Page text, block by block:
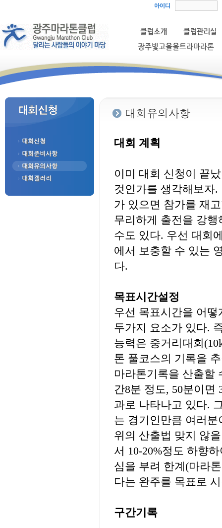
대회 계획
이미 대회 신청이 끝
것인가를 생각해보자
가 있으면 참가를 재
무리하게 출전을 강
수도 있다. 우선 대회
에서 보충할 수 있는
다.
목표시간설정
우선 목표시간을 어
두가지 요소가 있다.
능력은 중거리대회
톤 풀코스의 기록을
마라톤기록을 산출할
간8분 정도, 50분이면
과로 나타나고 있다.
는 경기인만큼 여러
위의 산출법 맞지 않
서 10-20%정도 하향
심을 부려 한계(마라
다는 완주를 목표로
구간기록